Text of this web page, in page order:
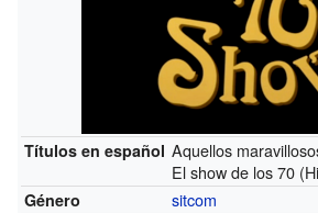
Títulos en español Aquellos
El show de los 70
Género sitcom